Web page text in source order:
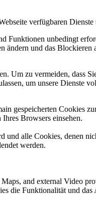
verfügbaren
Funktionen unbedingt
und das
Um zu vermeiden, dass
um unsere
gespeicherten Cookies
Browsers einsehen.
alle Cookies, denen
werden.
and external Video
die Funktionalität und